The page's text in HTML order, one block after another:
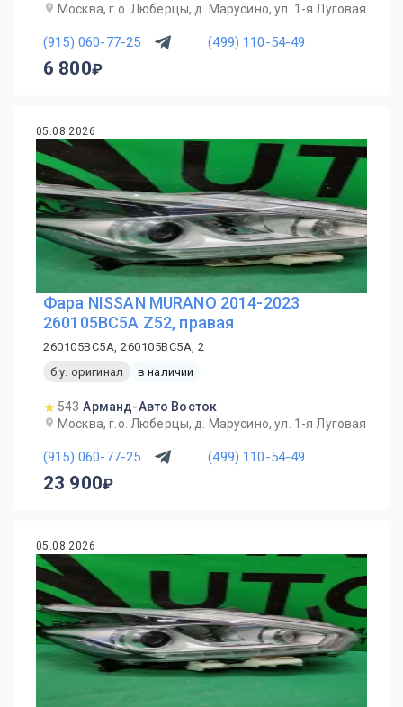
Москва, г.о. Люберцы, д. Марусино, ул. 1-я Луговая
(915) 060-77-25 (499) 110-54-49
6 800
05.08.2026
Фара NISSAN MURANO 2014-2023
260105BC5A Z52, правая
260105BC5A, 260105BC5A, 2
б.у. оригинал
в наличии
543 Арманд-Авто Восток
Москва, г.о. Люберцы, д. Марусино, ул. 1-я Луговая
(915) 060-77-25 (499) 110-54-49
23 900
05.08.2026